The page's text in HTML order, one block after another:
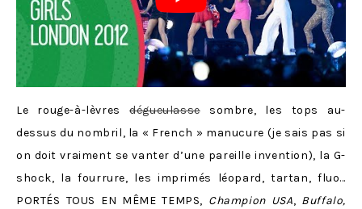
Le rouge-à-lèvresdégueulassesombre, les tops au-
dessus du nombril, la « French » manucure (je sais pas si
on doit vraiment se vanter d’une pareille invention), la G-
shock, la fourrure, les imprimés léopard, tartan, fluo…
PORTÉS TOUS EN MÊME TEMPS, Champion USA, Buffalo,